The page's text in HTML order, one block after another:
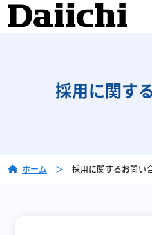
採用に関す
ホーム ＞ 採用に関するお問い